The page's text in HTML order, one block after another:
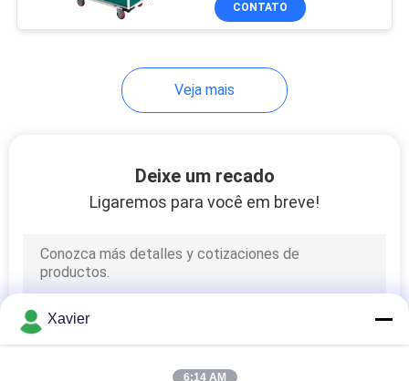
CONTATO
Veja mais
Deixe um recado
Ligaremos para você em breve!
Xavier
6:14 AM